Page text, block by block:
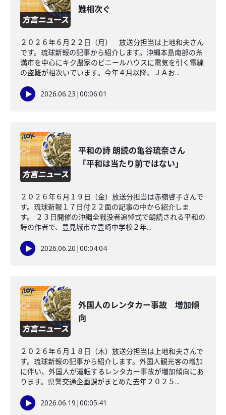
難相次ぐ
２０２６年６月２２日（月） 放送分担当は上地和夫さん
です。琉球新報の記事から紹介します。沖縄本島南部の糸
満市を中心にキク農家のビニールハウスに電気を引く電線
の盗難が相次いでいます。今年４月以降、ＪＡお...
2026.06.23 |00:06:01
平和の詩 朗読の亀谷琉奈さん
「平和は当たり前ではない」
２０２６年６月１９日（金）放送分担当は赤嶺啓子さんで
す。琉球新報１７日付２２面の記事の中から紹介しま
す。 ２３日開催の沖縄全戦没者追悼式で朗読される平和の
詩の作者で、豊見城市立豊崎中学校２年...
2026.06.20 |00:04:04
外国人のレンタカー事故 増加傾
向
２０２６年６月１８日（木）放送分担当は上地和夫さんで
す。琉球新報の記事から紹介します。外国人観光客の増加
に伴い、外国人が運転するレンタカー事故が増加傾向にあ
ります。県警交通企画課がまとめた去年２０２５...
2026.06.19 |00:05:41